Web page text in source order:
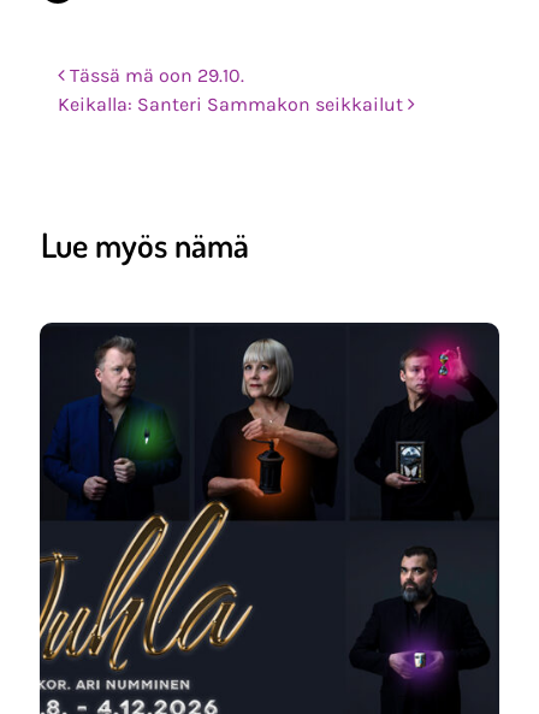
Post navigation
Tässä mä oon 29.10.
Keikalla: Santeri Sammakon seikkailut
Lue myös nämä